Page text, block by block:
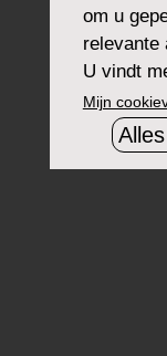
om u
relevante
U vindt
Mijn